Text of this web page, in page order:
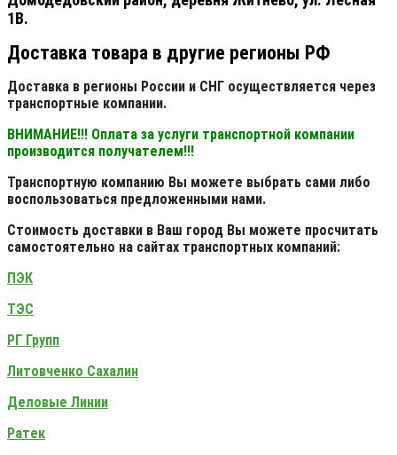
1В.
Доставка товара в другие регионы РФ
Доставка в регионы России и СНГ осуществляется через
транспортные компании.
ВНИМАНИЕ!!! Оплата за услуги транспортной компании
производится получателем!!!
Транспортную компанию Вы можете выбрать сами либо
воспользоваться предложенными нами.
Стоимость доставки в Ваш город Вы можете просчитать
самостоятельно на сайтах транспортных компаний:
ПЭК
ТЭС
РГ Групп
Литовченко Сахалин
Деловые Линии
Ратек